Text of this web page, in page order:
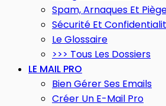
Spam, Arnaques Et
Sécurité Et
Le Glossaire
>>> Tous Les Dossiers
LE MAIL PRO
Bien Gérer Ses Emails
Créer Un E-Mail Pro